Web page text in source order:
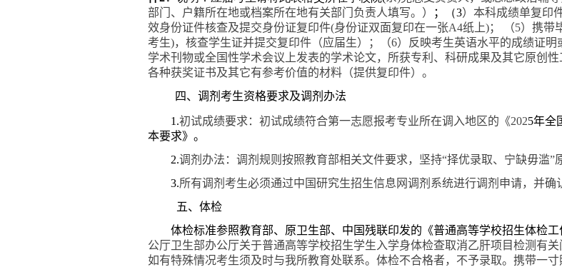
部门、户籍所在地或档案所在地有关部门负责人填写。）
； （3）本科成绩单复印
效身份证件核查及提交身份证复印件(身份证双面复印在一张A4纸上)； （5）携带
考生)，核查学生证并提交复印件（应届生）；（6）反映考生英语水平的成绩证
学术刊物或全国性学术会议上发表的学术论文，所获专利、科研成果及其它原创
各种获奖证书及其它有参考价值的材料（提供复印件）。
四、调剂考生资格要求及调剂办法
1.初试成绩要求：初试成绩符合第一志愿报考专业所在调入地区的《2025年全
本要求》。
2.调剂办法：调剂规则按照教育部相关文件要求，坚持“择优录取、宁缺毋滥”
3.所有调剂考生必须通过中国研究生招生信息网调剂系统进行调剂申请，并
五、体检
体检标准参照教育部、原卫生部、中国残联印发的《普通高等学校招生体检
公厅卫生部办公厅关于普通高等学校招生学生入学身体检查取消乙肝项目检测有
如有特殊情况考生须及时与我所教育处联系。体检不合格者，不予录取。携带一寸